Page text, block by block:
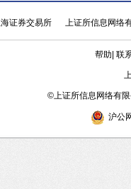
海证券交易所 上证所信息网络
帮助| 联
©上证所信息网络有
沪公